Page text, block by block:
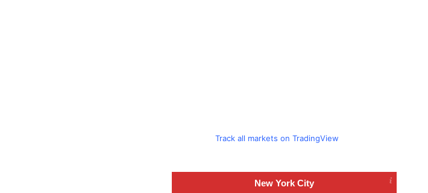
Track all markets on TradingView
New York City